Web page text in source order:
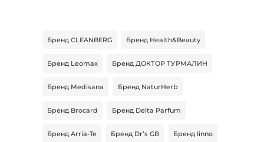
Бренд CLEANBERG Бренд Health&Beauty
Бренд Leomax Бренд ДОКТОР ТУРМАЛИН
Бренд Medisana Бренд NaturHerb
Бренд Brocard Бренд Delta Parfum
Бренд Arria-Te Бренд Dr’s GB Бренд Iinno